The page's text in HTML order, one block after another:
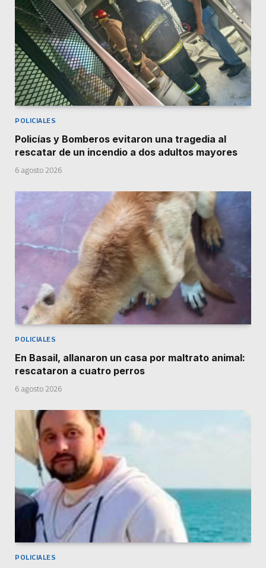
POLICIALES
Policías y Bomberos evitaron una tragedia al
rescatar de un incendio a dos adultos mayores
6 agosto 2026
POLICIALES
En Basail, allanaron un casa por maltrato animal:
rescataron a cuatro perros
6 agosto 2026
POLICIALES